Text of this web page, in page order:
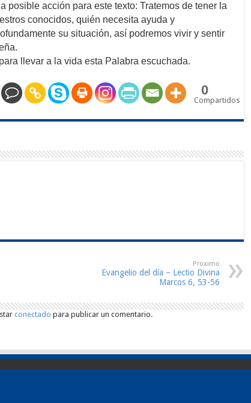
posible acción para este texto: Tratemos de tener la
conocidos, quién necesita ayuda y
su situación, así podremos vivir y sentir
llevar a la vida esta Palabra escuchada.
0
Compartidos
Proximo
Evangelio del día – Lectio Divina
Marcos 6, 53-56
conectado para publicar un comentario.